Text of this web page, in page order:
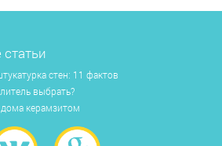
стен: 11 фактов
выбрать?
керамзитом